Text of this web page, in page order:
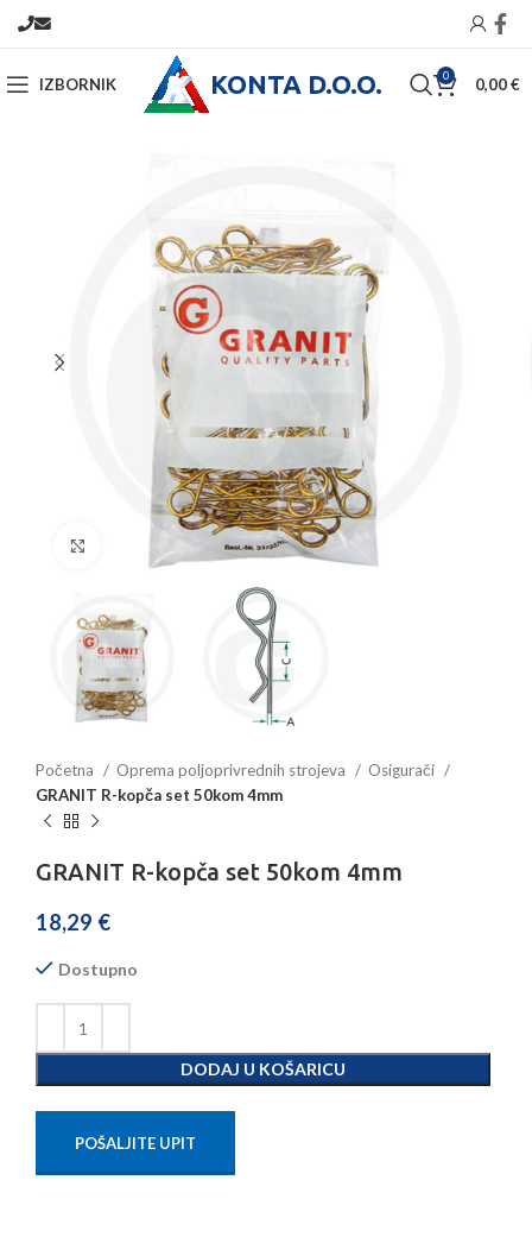
IZBORNIK KONTA D.O.O. 0 0,00€
Povećajte sliku
Početna Oprema poljoprivrednih strojeva
Osigurači
GRANIT R-kopča set 50kom 4mm
GRANIT R-kopča set 50kom 4mm
18,29 €
Dostupno
DODAJ U KOŠARICU
POŠALJITE UPIT